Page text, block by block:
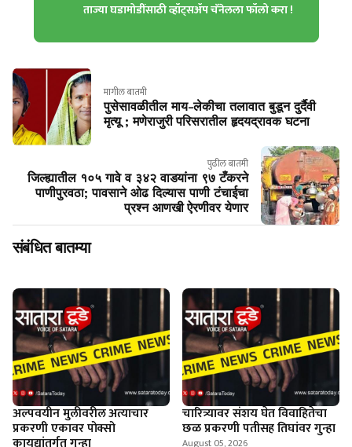
ताज्या घडामोडींसाठी व्हॉट्सॲप चॅनेलला फॉलो करा !
मागील बातमी
पुसेसावळीतील माय-लेकीचा तलावात बुडून दुर्दैवी
मृत्यू ; ​मणेराजुरी परिसरातील हृदयद्रावक घटना
पुढील बातमी
जिल्ह्यातील १०५ गावे व ३४२ वाडयांना ९७ टँकरने
पाणीपुरवठा; पावसाने ओढ दिल्यास पाणी टंचाईचा
प्रश्न आणखी ऐरणीवर येणार
संबंधित बातम्या
अल्पवयीन मुलीवरील अत्याचार
प्रकरणी एकावर पोक्सो
चारित्र्यावर संशय घेत विवाहितेचा
छळ प्रकरणी पतीसह तिघांवर गुन्हा
August 05, 2026